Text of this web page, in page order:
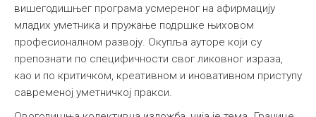
вишегодишњег програма усмереног на афирмацију
младих уметника и пружање подршке њиховом
професионалном развоју. Окупља ауторе који су
препознати по специфичности свог ликовног израза,
као и по критичком, креативном и иновативном приступу
савременој уметничкој пракси.